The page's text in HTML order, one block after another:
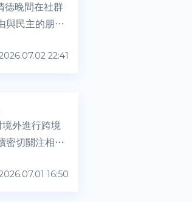
22:41
德晚間在社群
與民主的朋
16:50
外進行跨境
密切關注相關